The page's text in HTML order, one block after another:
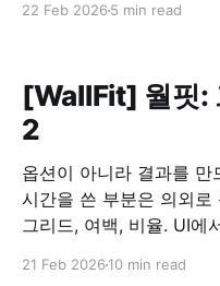
22 Feb 2026 5 min read
[WallFit] 월핏:
2
옵션이 아니라 결과를 만드는 설계
시간을 쓴 부분은 의외
그리드, 여백, 비율. UI에
21 Feb 2026 10 min read